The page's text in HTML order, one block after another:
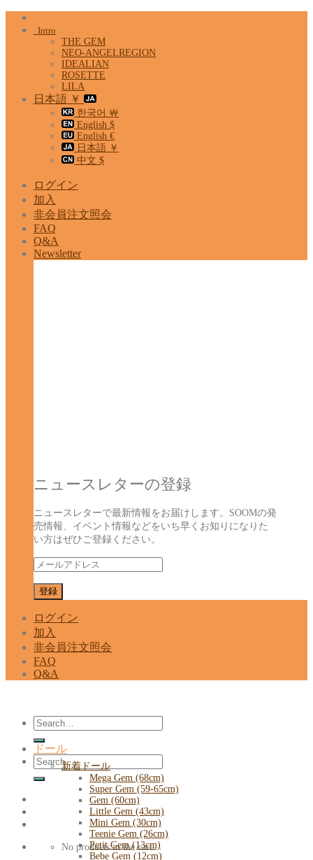
Skip
Intro
THE GEM
NEO-ANGELREGION
IDEALIAN
ROSETTE
LILA
日本語 ￥
한국어 ￦
English $
English €
日本語 ￥
中文 $
ログイン
加入
非会員注文照会
FAQ
Q&A
Newsletter
ニュースレターの登録
ニュースレターで最新情報をお届けします。SOOMの発
売情報、イベント情報などをいち早くお知りになりた
い方はぜひご登録ください。
ログイン
加入
非会員注文照会
FAQ
Q&A
Search
for:
Search
for:
No products in the cart.
ドール
新着ドール
Mega Gem (68cm)
Super Gem (59-65cm)
Gem (60cm)
Little Gem (43cm)
Mini Gem (30cm)
Teenie Gem (26cm)
Petit Gem (13cm)
Bebe Gem (12cm)